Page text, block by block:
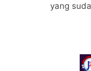
yang